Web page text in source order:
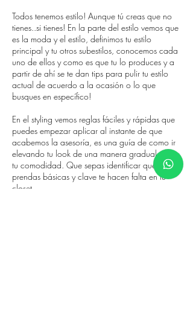
Todos tenemos estilo! Aunque tú creas que no
tienes..si tienes! En la parte del estilo vemos que
es la moda y el estilo, definimos tu estilo
principal y tu otros subestilos, conocemos cada
uno de ellos y como es que tu lo produces y a
partir de ahí se te dan tips para pulir tu estilo
actual de acuerdo a la ocasión o lo que
busques en específico!
En el styling vemos reglas fáciles y rápidas que
puedes empezar aplicar al instante de que
acabemos la asesoría, es una guía de como ir
elevando tu look de una manera gradual para
tu comodidad. Que sepas identificar que
prendas básicas y clave te hacen falta en tu
closet.